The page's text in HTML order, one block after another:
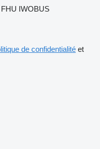
IWOBUS
de confidentialité et